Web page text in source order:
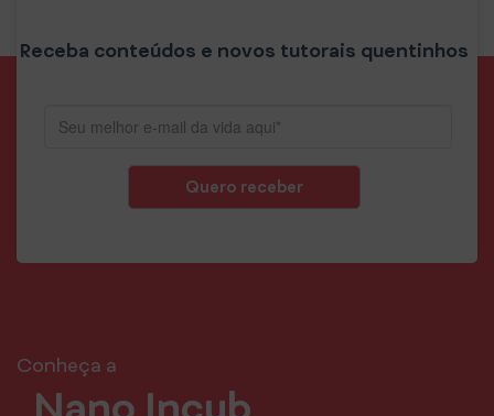
Deixe um comentário
Receba conteúdos e novos tutorais quentinhos
Quero receber
Conheça a